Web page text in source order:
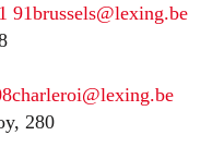
91brussels@lexing.be
charleroi@lexing.be
280